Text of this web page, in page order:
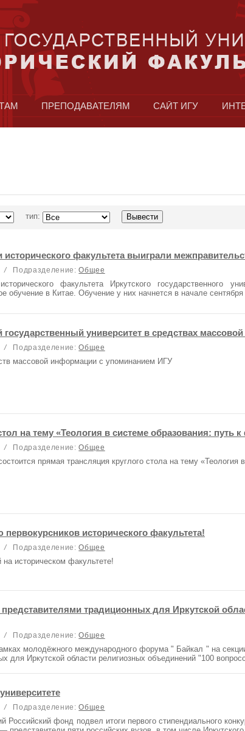
ПРЕПОДАВАТЕЛЯМ САЙТ ИГУ
тип:
исторического факультета выиграли
/Подразделение:Общее
факультета Иркутского государственного
обучение в Китае. Обучение у них начнется в начале
государственный университет в средствах
/Подразделение:Общее
массовой информации с упоминанием ИГУ
на тему «Теология в системе образования: путь
/Подразделение:Общее
прямая трансляция круглого стола на тему
исторического факультета!
/Подразделение:Общее
на историческом факультете!
представителями традиционных для Иркутской
/Подразделение:Общее
молодёжного международного форума " Байкал " на
для Иркутской области религиозных объединений "100
/Подразделение:Общее
Российский фонд подвел итоги первого стипендиального